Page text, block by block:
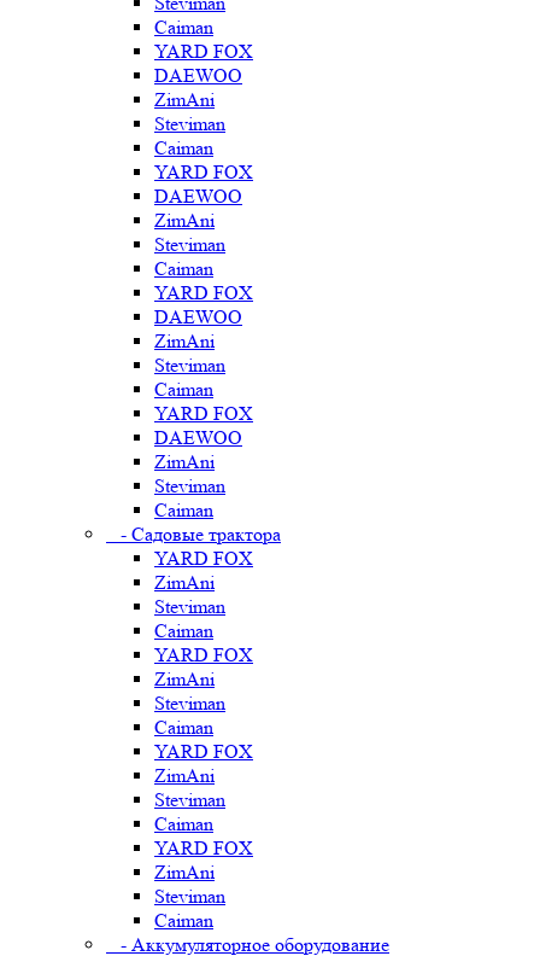
Caiman
YARD FOX
DAEWOO
ZimAni
Steviman
Caiman
YARD FOX
DAEWOO
ZimAni
Steviman
Caiman
YARD FOX
DAEWOO
ZimAni
Steviman
Caiman
YARD FOX
DAEWOO
ZimAni
Steviman
Caiman
- Садовые трактора
YARD FOX
ZimAni
Steviman
Caiman
YARD FOX
ZimAni
Steviman
Caiman
YARD FOX
ZimAni
Steviman
Caiman
YARD FOX
ZimAni
Steviman
Caiman
- Аккумуляторное оборудование